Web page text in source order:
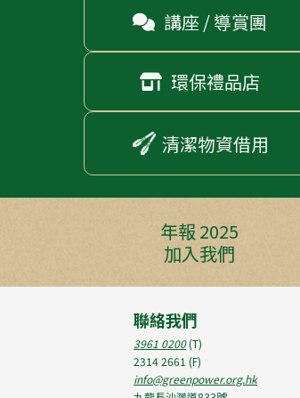
 講座 / 導賞團
 環保禮品店
清潔物資借用
年報 2025
加入我們
聯絡我們
3961 0200(T)
2314 2661 (F)
info@greenpower.org.hk